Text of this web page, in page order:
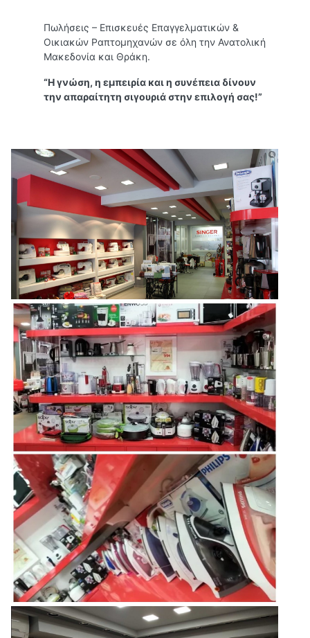
Πωλήσεις – Επισκευές Επαγγελματικών &
Οικιακών Ραπτομηχανών σε όλη την Ανατολική
Μακεδονία και Θράκη.
“Η γνώση, η εμπειρία και η συνέπεια δίνουν
την απαραίτητη σιγουριά στην επιλογή σας!”